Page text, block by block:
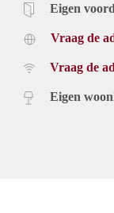
Eigen
Vraag de
Vraag de
Eigen